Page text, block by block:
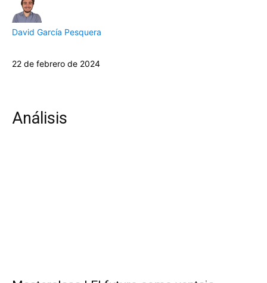
David García Pesquera
22 de febrero de 2024
Análisis